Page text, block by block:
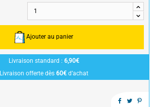
Ajouter au panier
Livraison standard : 6,90€
Livraison offerte dès 60€ d’achat